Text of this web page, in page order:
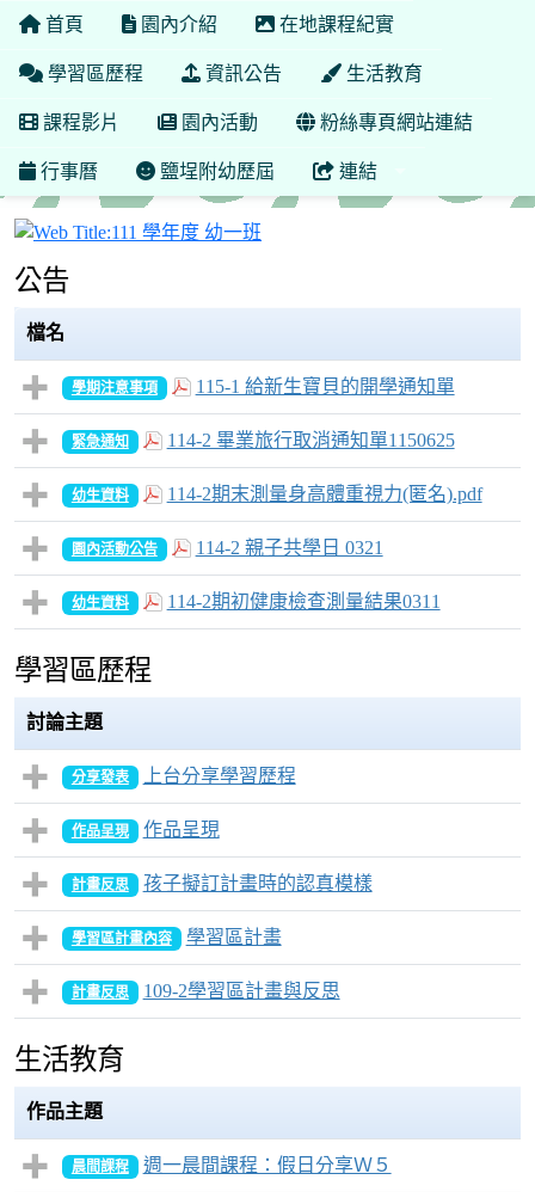
首頁 園內介紹 在地課程紀實
學習區歷程 資訊公告 生活教育
課程影片 園內活動 粉絲專頁網站連結
行事曆 鹽埕附幼歷屆 連結
公告
檔名
學期注意事項 115-1 給新生寶貝的開學通知單
緊急通知 114-2 畢業旅行取消通知單1150625
幼生資料 114-2期末測量身高體重視力(匿名).pdf
園內活動公告 114-2 親子共學日 0321
幼生資料 114-2期初健康檢查測量結果0311
學習區歷程
討論主題
分享發表 上台分享學習歷程
作品呈現 作品呈現
計畫反思 孩子擬訂計畫時的認真模樣
學習區計畫內容 學習區計畫
計畫反思 109-2學習區計畫與反思
生活教育
作品主題
晨間課程 週一晨間課程：假日分享Ｗ５